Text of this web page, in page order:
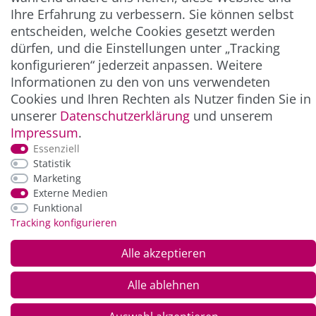
ZAHLUNG & VERSAND
*Alle Preise inkl. der gesetzl. MwSt. zzgl.
und Versandkosten
Ihre Erfahrung zu verbessern. Sie können selbst
entscheiden, welche Cookies gesetzt werden
dürfen, und die Einstellungen unter „Tracking
konfigurieren“ jederzeit anpassen. Weitere
Informationen zu den von uns verwendeten
Cookies und Ihren Rechten als Nutzer finden Sie in
unserer Daten­schutz­erklärung und unserem
Impressum.
Essenziell
Statistik
Marketing
Externe Medien
Funktional
Tracking konfigurieren
Alle akzeptieren
Alle ablehnen
© Copyright 2026 Alle Rechte vorbehalten. |webshop by